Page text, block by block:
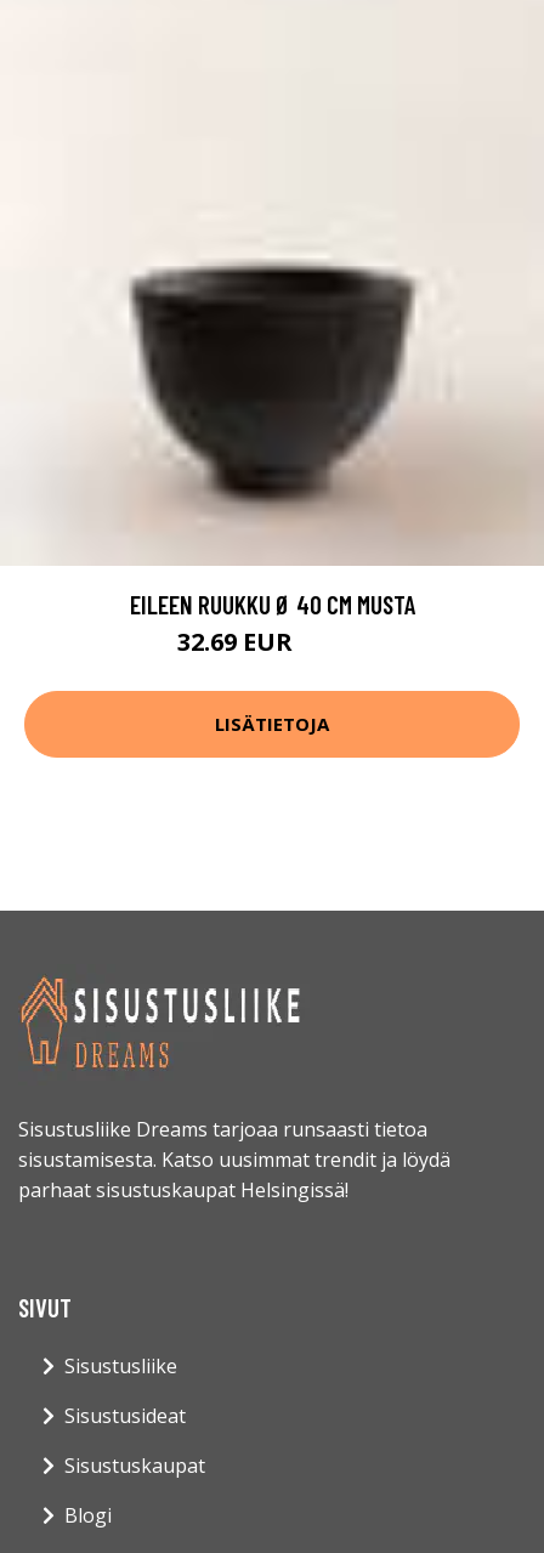
EILEEN RUUKKU Ø 40 CM MUSTA
32.69 EUR
LISÄTIETOJA
Sisustusliike Dreams tarjoaa runsaasti tietoa
sisustamisesta. Katso uusimmat trendit ja löydä
parhaat sisustuskaupat Helsingissä!
SIVUT
Sisustusliike
Sisustusideat
Sisustuskaupat
Blogi